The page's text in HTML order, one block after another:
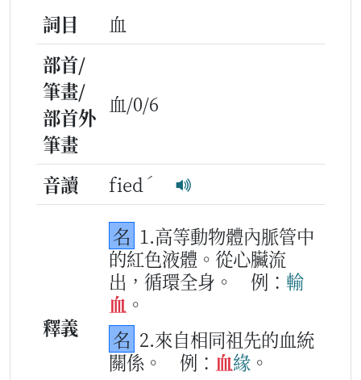
詞目
血
部首/
筆畫/
部首外
筆畫
血/0/6
音讀 fied ˊ
釋義
名 1.高等動物體內脈管中
的紅色液體。從心臟流
出，循環全身。
例： 輸
血 。
名 2.來自相同祖先的血統
關係。
例： 血緣 。